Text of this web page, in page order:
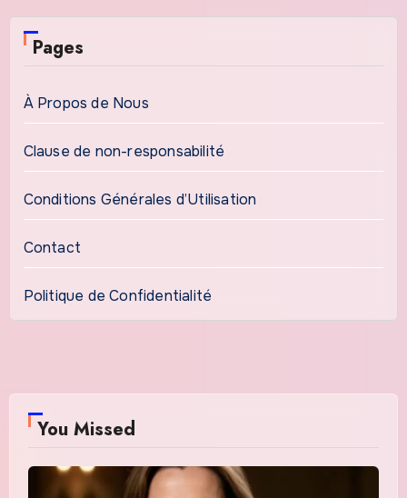
Pages
À Propos de Nous
Clause de non-responsabilité
Conditions Générales d’Utilisation
Contact
Politique de Confidentialité
You Missed